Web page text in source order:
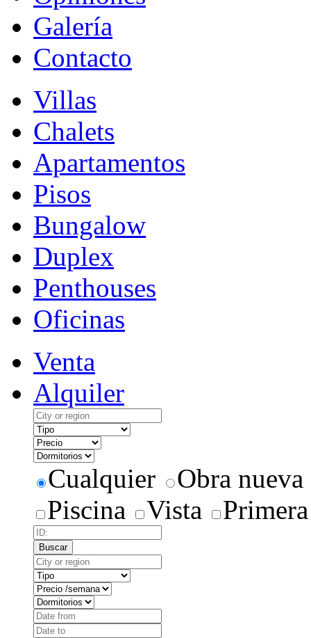
Galería
Contacto
Villas
Chalets
Apartamentos
Pisos
Bungalow
Duplex
Penthouses
Oficinas
Venta
Alquiler
Cualquier
Obra nueva
Piscina
Vista
Buscar